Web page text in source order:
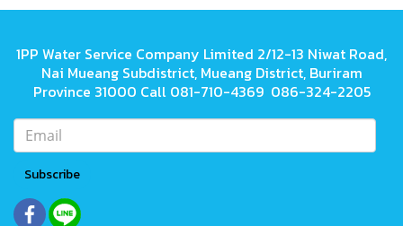
1PP Water Service Company Limited 2/12-13 Niwat Road,
Nai Mueang Subdistrict, Mueang District, Buriram
Province 31000 Call 081-710-4369 086-324-2205
Subscribe